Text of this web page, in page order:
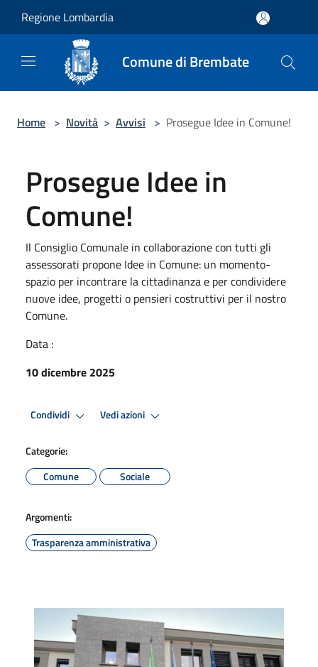
Regione Lombardia
Comune di Brembate
Home > Novità > Avvisi > Prosegue Idee in Comune!
Prosegue Idee in
Comune!
Il Consiglio Comunale in collaborazione con tutti gli
assessorati propone Idee in Comune: un momento-
spazio per incontrare la cittadinanza e per condividere
nuove idee, progetti o pensieri costruttivi per il nostro
Comune.
Data :
10 dicembre 2025
Condividi Vedi azioni
Categorie:
Comune
Sociale
Argomenti:
Trasparenza amministrativa